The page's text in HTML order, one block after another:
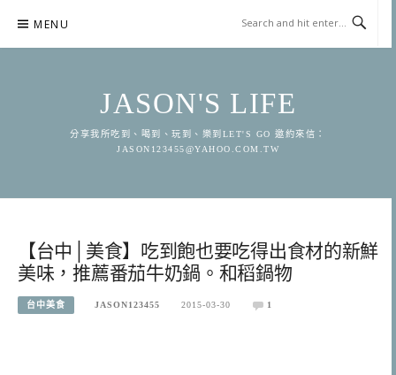
content
MENU
JASON'S LIFE
分享我所吃到、喝到、玩到、樂到LET'S GO 邀約來信：
JASON123455@YAHOO.COM.TW
【台中│美食】吃到飽也要吃得出食材的新鮮
美味，推薦番茄牛奶鍋。和稻鍋物
台中美食 JASON123455 2015-03-30 1